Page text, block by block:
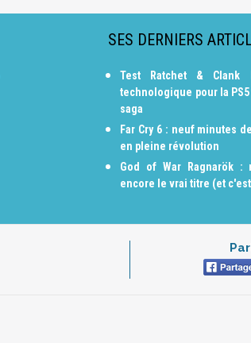
SES DERNIERS
Test Ratchet &
technologique pour la
saga
Far Cry 6 : neuf minutes
en pleine révolution
God of War Ragnarök :
encore le vrai titre (et